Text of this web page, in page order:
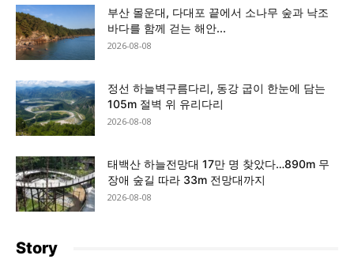
부산 몰운대, 다대포 끝에서 소나무 숲과 낙조
바다를 함께 걷는 해안...
2026-08-08
정선 하늘벽구름다리, 동강 굽이 한눈에 담는
105m 절벽 위 유리다리
2026-08-08
태백산 하늘전망대 17만 명 찾았다…890m 무
장애 숲길 따라 33m 전망대까지
2026-08-08
Story